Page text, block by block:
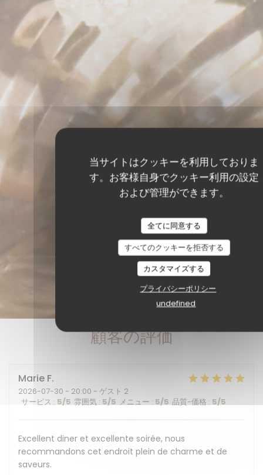
当サイトはクッキーを利用しておりま
す。お客様自身でクッキー利用の設定
および管理ができます。
全てに同意する
すべてのクッキーを拒否する
カスタマイズする
プライバシーポリシー
undefined
顧客の評価
Marie F
2026-07-30 - 20:00 - ゲスト 2
サービス : 5/5 雰囲気 : 5/5 メニュー : 5/5 品質-価格 : 5/5
Excellent diner et excellente soirée, nous
recommandons cet endroit plein de charme et de
saveurs.